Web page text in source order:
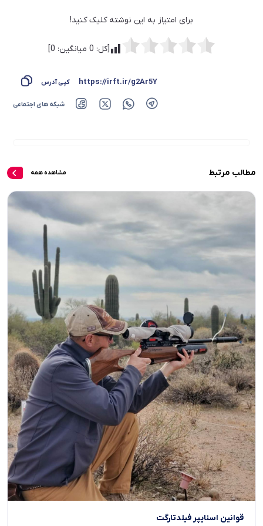
برای امتیاز به این نوشته کلیک کنید!
[کل: 0 میانگین: 0
]
https://irft.ir/g2Ar5Y کپی آدرس
شبکه های اجتماعی
مطالب مرتبط مشاهده همه
قوانین اسنایپر فیلدتارگت